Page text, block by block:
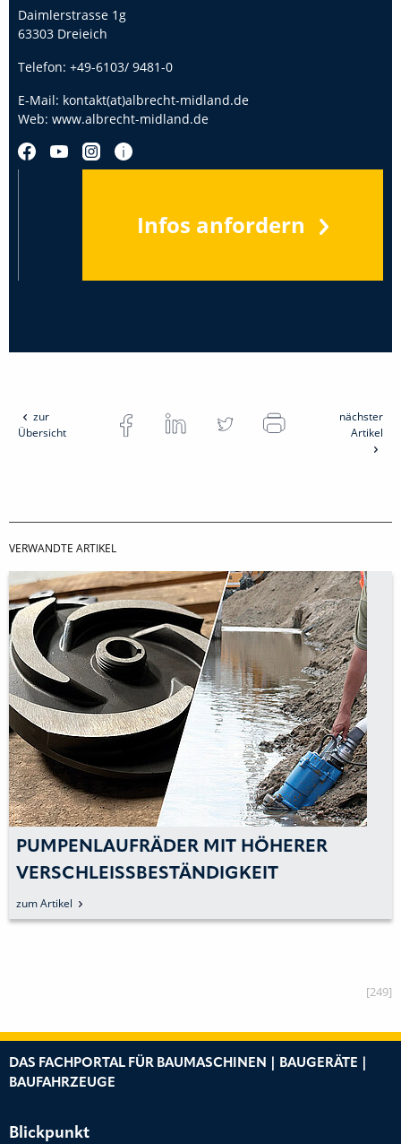
Daimlerstrasse 1g
63303 Dreieich
Telefon: +49-6103/ 9481-0
E-Mail: kontakt(at)albrecht-midland.de
Web: www.albrecht-midland.de
Infos anfordern
zur
Übersicht
nächster
Artikel
VERWANDTE ARTIKEL
PUMPENLAUFRÄDER MIT HÖHERER
VERSCHLEISSBESTÄNDIGKEIT
zum Artikel
[249]
DAS FACHPORTAL FÜR BAUMASCHINEN | BAUGERÄTE |
BAUFAHRZEUGE
Blickpunkt